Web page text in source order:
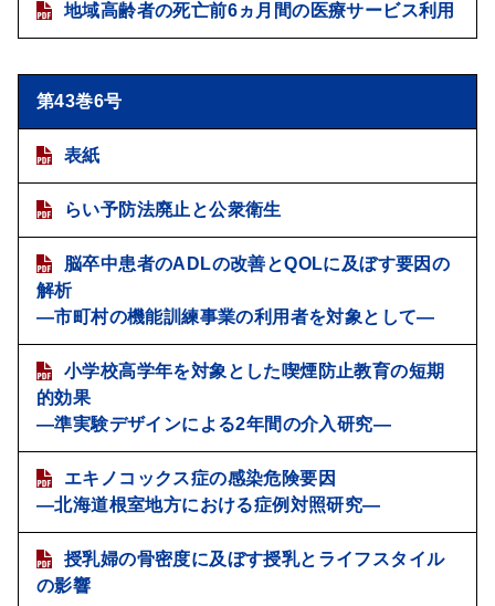
地域高齢者の死亡前6ヵ月間の医療サービス利用
第43巻6号
表紙
らい予防法廃止と公衆衛生
脳卒中患者のADLの改善とQOLに及ぼす要因の
解析
―市町村の機能訓練事業の利用者を対象として―
小学校高学年を対象とした喫煙防止教育の短期
的効果
―準実験デザインによる2年間の介入研究―
エキノコックス症の感染危険要因
―北海道根室地方における症例対照研究―
授乳婦の骨密度に及ぼす授乳とライフスタイル
の影響